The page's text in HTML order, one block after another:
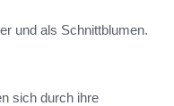
und als Schnittblumen.
sich durch ihre